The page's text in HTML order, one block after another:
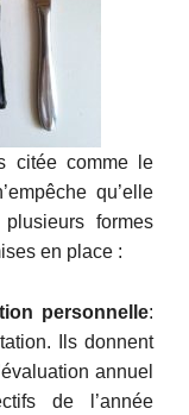
citée comme le
qu’elle
formes
en place :
personnelle:
Ils donnent
annuel
de l’année